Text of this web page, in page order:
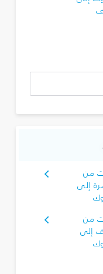
من
البصرة‎ إلى
من
إلى